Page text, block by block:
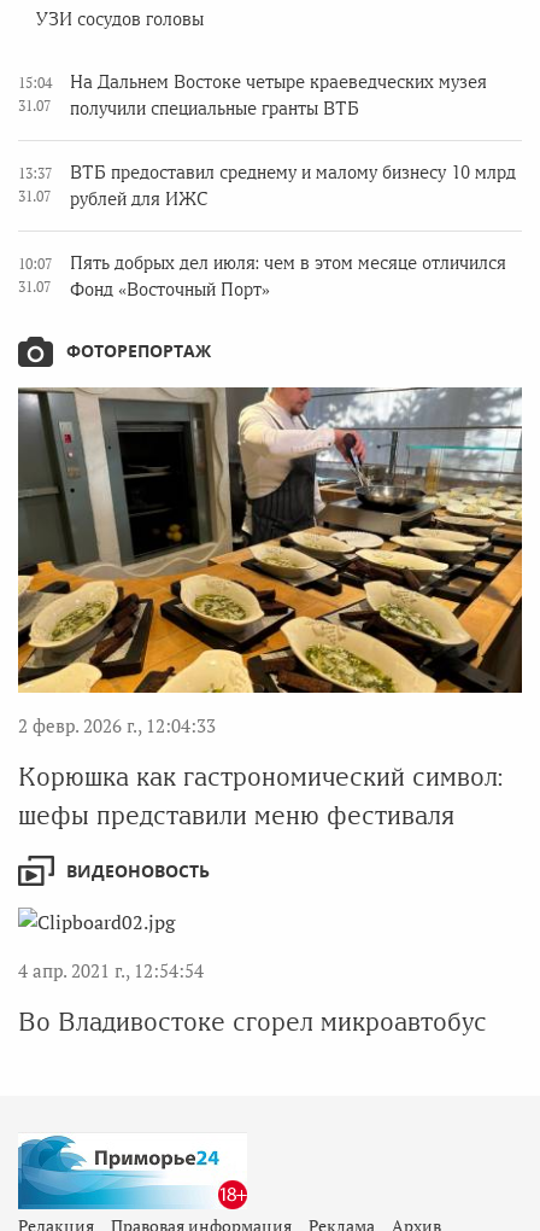
УЗИ сосудов головы
15:04
31.07
На Дальнем Востоке четыре краеведческих музея
получили специальные гранты ВТБ
13:37
31.07
ВТБ предоставил среднему и малому бизнесу 10 млрд
рублей для ИЖС
10:07
31.07
Пять добрых дел июля: чем в этом месяце отличился
Фонд «Восточный Порт»
ФОТОРЕПОРТАЖ
2 февр. 2026 г., 12:04:33
Корюшка как гастрономический символ:
шефы представили меню фестиваля
ВИДЕОНОВОСТЬ
4 апр. 2021 г., 12:54:54
Во Владивостоке сгорел микроавтобус
Редакция Правовая информация Реклама Архив